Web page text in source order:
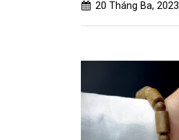
20 Tháng Ba, 2023